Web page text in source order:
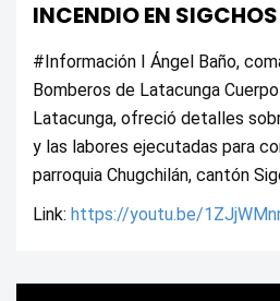
INCENDIO EN SIGCHOS
#Información I Ángel Baño,
Bomberos de Latacunga
Latacunga, ofreció detalles
y las labores ejecutadas para
parroquia Chugchilán, cantón
Link: https://youtu.be/